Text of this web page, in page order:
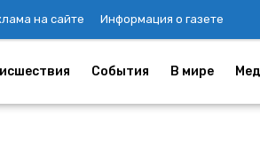
на сайте Информация о газете
События В мире